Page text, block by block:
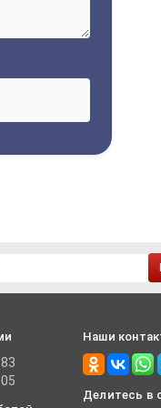
Наши
Делитесь в